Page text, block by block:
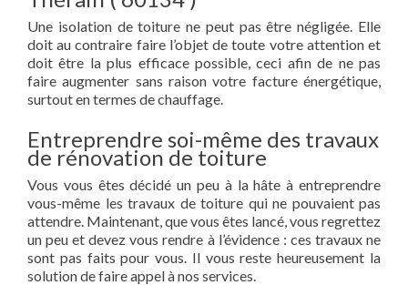
Une isolation de toiture ne peut pas être négligée. Elle
doit au contraire faire l’objet de toute votre attention et
doit être la plus efficace possible, ceci afin de ne pas
faire augmenter sans raison votre facture énergétique,
surtout en termes de chauffage.
Entreprendre soi-même des travaux
de rénovation de toiture
Vous vous êtes décidé un peu à la hâte à entreprendre
vous-même les travaux de toiture qui ne pouvaient pas
attendre. Maintenant, que vous êtes lancé, vous regrettez
un peu et devez vous rendre à l’évidence : ces travaux ne
sont pas faits pour vous. Il vous reste heureusement la
solution de faire appel à nos services.